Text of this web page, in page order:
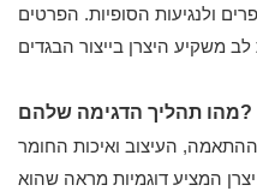
ולנגיעות הסופיות. הפרטים
מהו תהליך הדגימה שלהם?
העיצוב ואיכות החומר
המציע דוגמיות מראה שהוא